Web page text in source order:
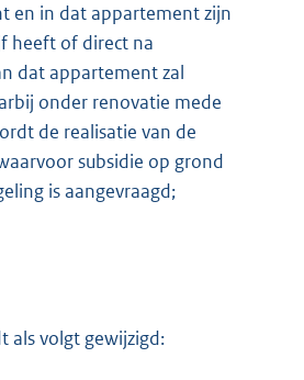
en in dat appartement zijn
heeft of direct na
dat appartement zal
onder renovatie mede
de realisatie van de
subsidie op grond
is aangevraagd;
als volgt gewijzigd: